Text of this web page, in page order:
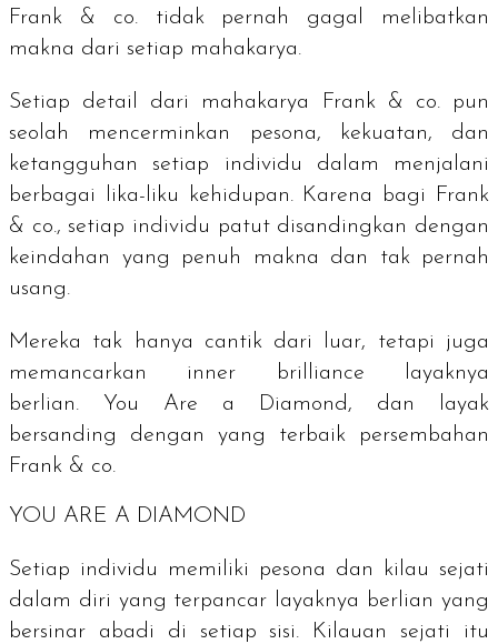
Frank & co. tidak pernah gagal melibatkan
makna dari setiap mahakarya.
Setiap detail dari mahakarya Frank & co. pun
seolah mencerminkan pesona, kekuatan, dan
ketangguhan setiap individu dalam menjalani
berbagai lika-liku kehidupan. Karena bagi Frank
& co., setiap individu patut disandingkan dengan
keindahan yang penuh makna dan tak pernah
usang.
Mereka tak hanya cantik dari luar, tetapi juga
memancarkan inner brilliance layaknya
berlian. You Are a Diamond, dan layak
bersanding
dengan yang terbaik persembahan
Frank & co.
YOU ARE A DIAMOND
Setiap individu memiliki pesona dan kilau sejati
dalam diri yang terpancar layaknya berlian yang
bersinar abadi di setiap sisi. Kilauan sejati itu